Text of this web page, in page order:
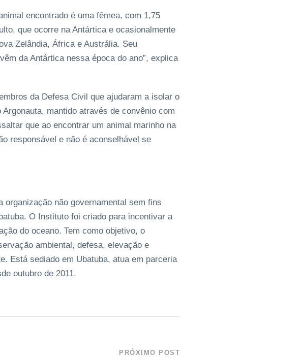
encontrado é uma fêmea, com 1,75
que ocorre na Antártica e ocasionalmente
Zelândia, África e Austrália. Seu
da Antártica nessa época do ano”, explica
da Defesa Civil que ajudaram a isolar o
mantido através de convênio com
que ao encontrar um animal marinho na
responsável e não é aconselhável se
não governamental sem fins
O Instituto foi criado para incentivar a
do oceano. Tem como objetivo, o
ambiental, defesa, elevação e
Está sediado em Ubatuba, atua em parceria
outubro de 2011.
PRÓXIMO POST